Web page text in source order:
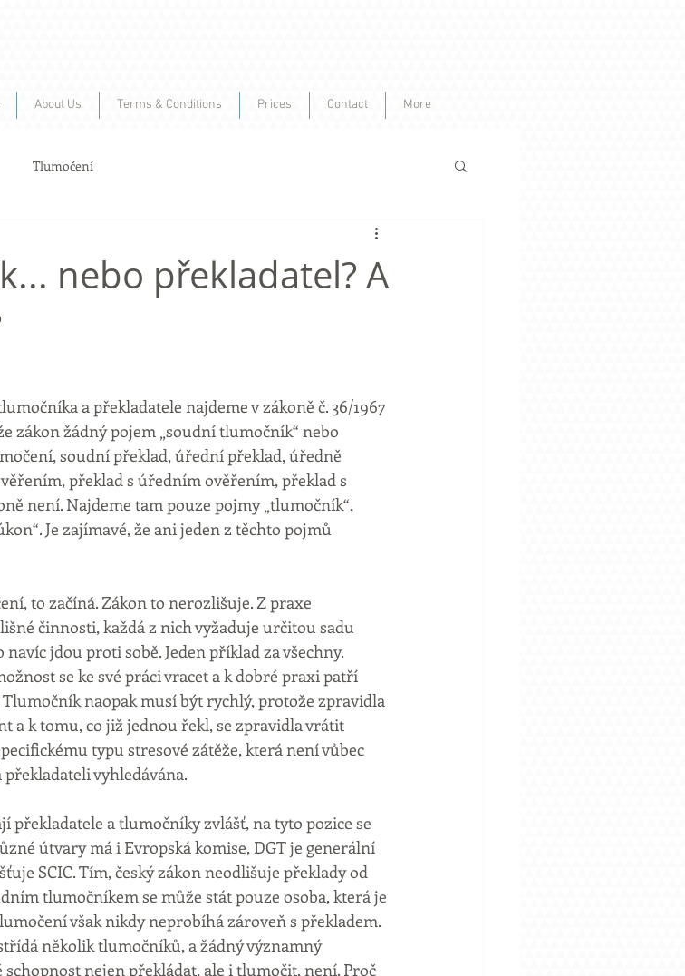
About Us Terms & Conditions Prices Contact More
Tlumočení
nebo překladatel? A
a překladatele najdeme v zákoně č. 36/1967
zákon žádný pojem „soudní tlumočník“ nebo
soudní překlad, úřední překlad, úředně
překlad s úředním ověřením, překlad s
není. Najdeme tam pouze pojmy „tlumočník“,
Je zajímavé, že ani jeden z těchto pojmů
to začíná. Zákon to nerozlišuje. Z praxe
činnosti, každá z nich vyžaduje určitou sadu
jdou proti sobě. Jeden příklad za všechny.
se ke své práci vracet a k dobré praxi patří
naopak musí být rychlý, protože zpravidla
a k tomu, co již jednou řekl, se zpravidla vrátit
typu stresové zátěže, která není vůbec
vyhledávána.
překladatele a tlumočníky zvlášť, na tyto pozice se
útvary má i Evropská komise, DGT je generální
SCIC. Tím, český zákon neodlišuje překlady od
tlumočníkem se může stát pouze osoba, která je
však nikdy neprobíhá zároveň s překladem.
několik tlumočníků, a žádný významný
schopnost nejen překládat, ale i tlumočit, není. Proč